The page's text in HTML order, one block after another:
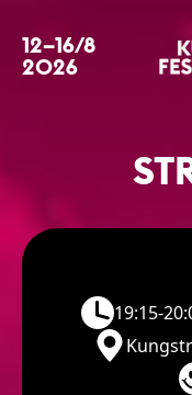
12–16/8
2026
19:15-